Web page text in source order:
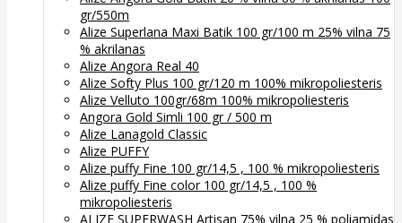
gr/550m
Alize Superlana Maxi Batik 100 gr/100 m 25% vilna 75
% akrilanas
Alize Angora Real 40
Alize Softy Plus 100 gr/120 m 100% mikropoliesteris
Alize Velluto 100gr/68m 100% mikropoliesteris
Angora Gold Simli 100 gr / 500 m
Alize Lanagold Classic
Alize PUFFY
Alize puffy Fine 100 gr/14,5 , 100 % mikropoliesteris
Alize puffy Fine color 100 gr/14,5 , 100 %
mikropoliesteris
ALIZE SUPERWASH Artisan 75% vilna 25 % poliamidas